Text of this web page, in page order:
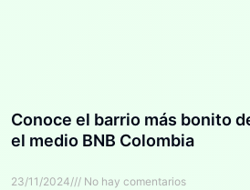
Conoce el barrio más bonito
el medio BNB Colombia
23/11/2024 No hay comentarios